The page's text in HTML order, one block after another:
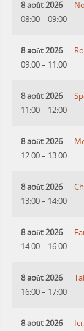
8 août 2026
08:00– 09:00
8 août 2026
09:00– 11:00
8 août 2026
11:00– 12:00
8 août 2026
12:00– 13:00
8 août 2026
13:00– 14:00
8 août 2026
14:00– 16:00
8 août 2026
16:00– 17:00
8 août 2026